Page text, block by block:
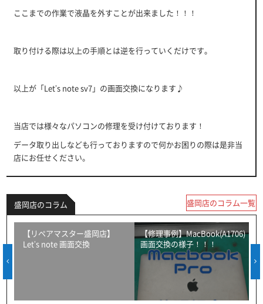
ここまでの作業で液晶を外すことが出来ました！！！
取り付ける際は以上の手順とは逆を行っていくだけです。
以上が「Let’s note sv7」の画面交換になります♪
当店では様々なパソコンの修理を受け付けております！
データ取り出しなども行っておりますので何かお困りの際は是非当
店にお任せください。
盛岡店のコラム 盛岡店のコラム一覧
【リペアマスター盛岡店】
Let’s note 画面交換
【修理事例】MacBook(A1706)
画面交換の様子！！！